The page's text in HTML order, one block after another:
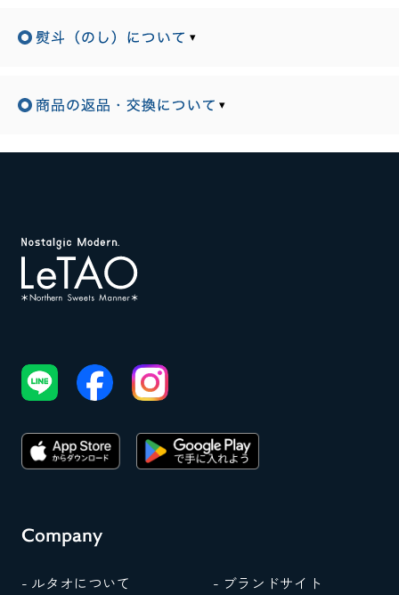
▾
▾
Company
- ルタオについて
- ブランドサイト